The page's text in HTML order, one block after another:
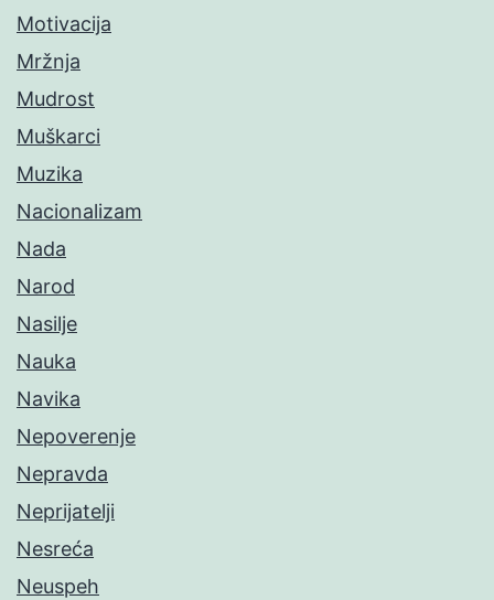
Motivacija
Mržnja
Mudrost
Muškarci
Muzika
Nacionalizam
Nada
Narod
Nasilje
Nauka
Navika
Nepoverenje
Nepravda
Neprijatelji
Nesreća
Neuspeh